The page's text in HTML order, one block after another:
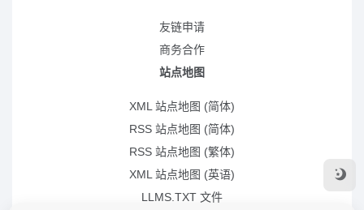
友链申请
商务合作
站点地图
XML 站点地图 (简体)
RSS 站点地图 (简体)
RSS 站点地图 (繁体)
XML 站点地图 (英语)
LLMS.TXT 文件